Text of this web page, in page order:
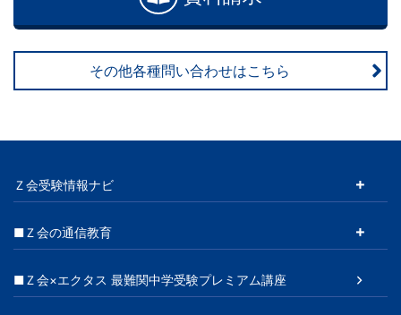
その他各種問い合わせはこちら
Ｚ会受験情報ナビ
■Ｚ会の通信教育
■Ｚ会×エクタス 最難関中学受験プレミアム講座